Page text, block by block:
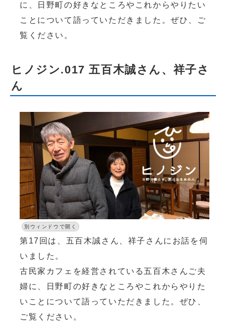
に、日野町の好きなところやこれからやりたい
ことについて語っていただきました。ぜひ、ご
覧ください。
ヒノジン.017 五百木誠さん、祥子さ
ん
別ウィンドウで開く
第17回は、五百木誠さん、祥子さんにお話を伺
いました。
古民家カフェを経営されている五百木さんご夫
婦に、日野町の好きなところやこれからやりた
いことについて語っていただきました。ぜひ、
ご覧ください。